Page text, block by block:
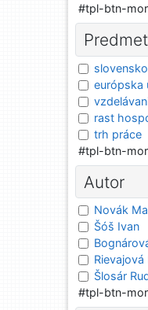
#tpl-btn-
slovensko
európska
rast
trh práce
#tpl-btn-
Autor
Novák
Šóš Ivan
Rievajová
Šlosár
#tpl-btn-